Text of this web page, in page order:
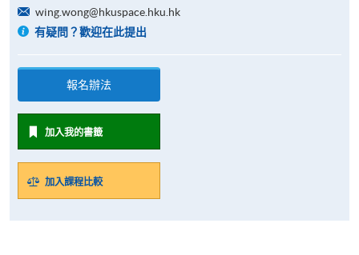
wing.wong@hkuspace.hku.hk
有疑問？歡迎在此提出
報名辦法
加入我的書籤
加入課程比較